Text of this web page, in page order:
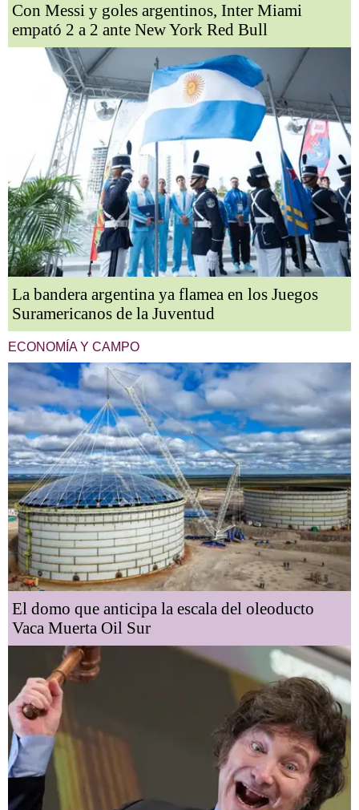
Con Messi y goles argentinos, Inter Miami
empató 2 a 2 ante New York Red Bull
La bandera argentina ya flamea en los Juegos
Suramericanos de la Juventud
ECONOMÍA Y CAMPO
El domo que anticipa la escala del oleoducto
Vaca Muerta Oil Sur